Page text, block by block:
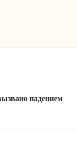
падением